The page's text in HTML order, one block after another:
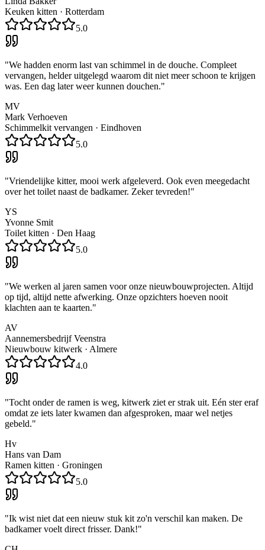
Keuken kitten · Rotterdam
5.0
"We hadden enorm last van schimmel in de douche. Compleet
vervangen, helder uitgelegd waarom dit niet meer schoon te krijgen
was. Een dag later weer kunnen douchen."
MV
Mark Verhoeven
Schimmelkit vervangen · Eindhoven
5.0
"Vriendelijke kitter, mooi werk afgeleverd. Ook even meegedacht
over het toilet naast de badkamer. Zeker tevreden!"
YS
Yvonne Smit
Toilet kitten · Den Haag
5.0
"We werken al jaren samen voor onze nieuwbouwprojecten. Altijd
op tijd, altijd nette afwerking. Onze opzichters hoeven nooit
klachten aan te kaarten."
AV
Aannemersbedrijf Veenstra
Nieuwbouw kitwerk · Almere
4.0
"Tocht onder de ramen is weg, kitwerk ziet er strak uit. Eén ster eraf
omdat ze iets later kwamen dan afgesproken, maar wel netjes
gebeld."
Hv
Hans van Dam
Ramen kitten · Groningen
5.0
"Ik wist niet dat een nieuw stuk kit zo'n verschil kan maken. De
badkamer voelt direct frisser. Dank!"